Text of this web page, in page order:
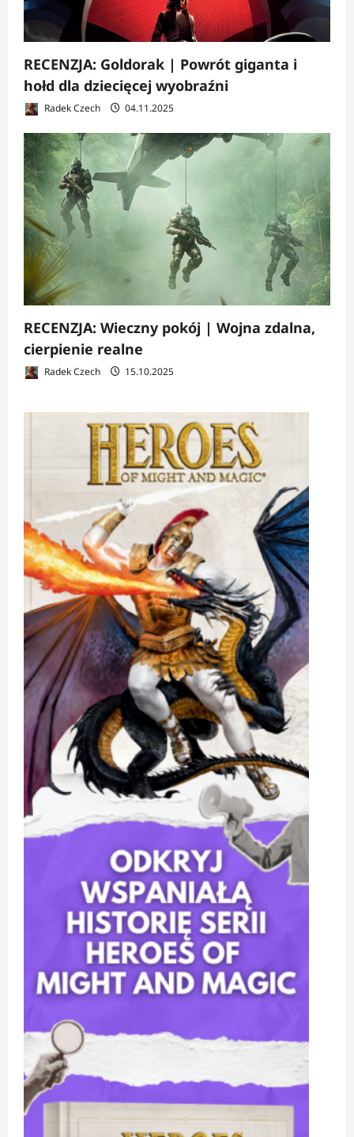
RECENZJA: Goldorak | Powrót giganta i
hołd dla dziecięcej wyobraźni
Radek Czech 04.11.2025
RECENZJA: Wieczny pokój | Wojna zdalna,
cierpienie realne
Radek Czech 15.10.2025